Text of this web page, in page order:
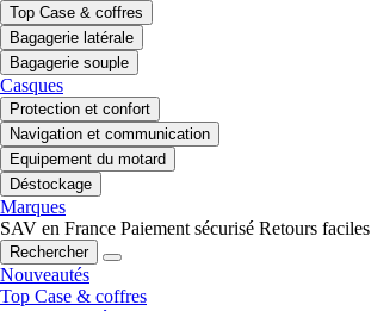
Top Case & coffres
Bagagerie latérale
Bagagerie souple
Casques
Protection et confort
Navigation et communication
Equipement du motard
Déstockage
Marques
SAV en France Paiement sécurisé Retours faciles
Rechercher
Nouveautés
Top Case & coffres